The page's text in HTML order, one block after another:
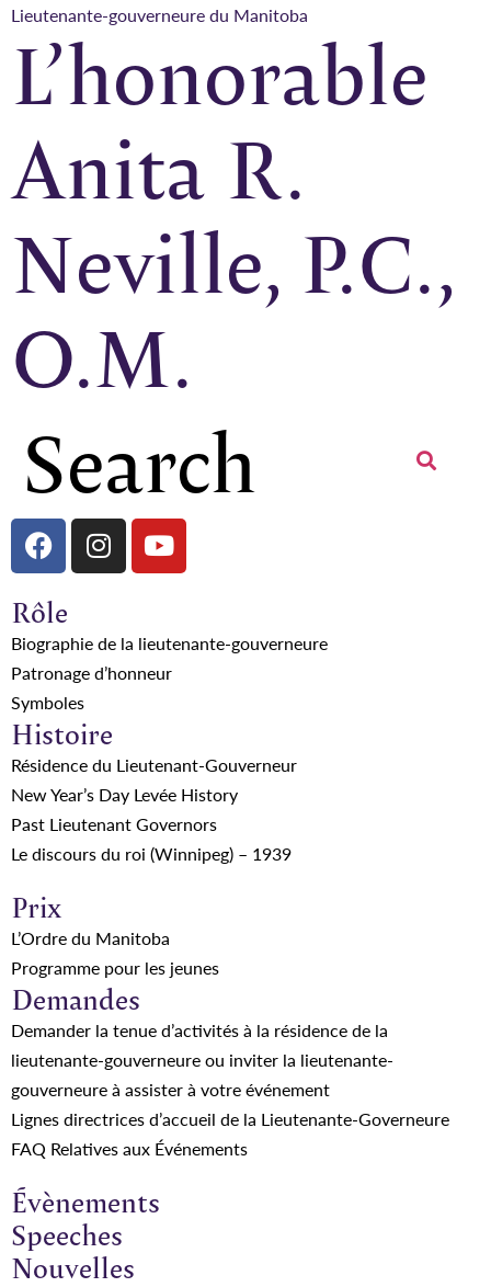
Lieutenante-gouverneure du Manitoba
L’honorable
Anita R.
Neville, P.C.,
O.M.
Rôle
Biographie de la lieutenante-gouverneure
Patronage d’honneur
Symboles
Histoire
Résidence du Lieutenant-Gouverneur
New Year’s Day Levée History
Past Lieutenant Governors
Le discours du roi (Winnipeg) – 1939
Prix
L’Ordre du Manitoba
Programme pour les jeunes
Demandes
Demander la tenue d’activités à la résidence de la
lieutenante-gouverneure ou inviter la lieutenante-
gouverneure à assister à votre événement
Lignes directrices d’accueil de la Lieutenante-Governeure
FAQ Relatives aux Événements
Évènements
Speeches
Nouvelles